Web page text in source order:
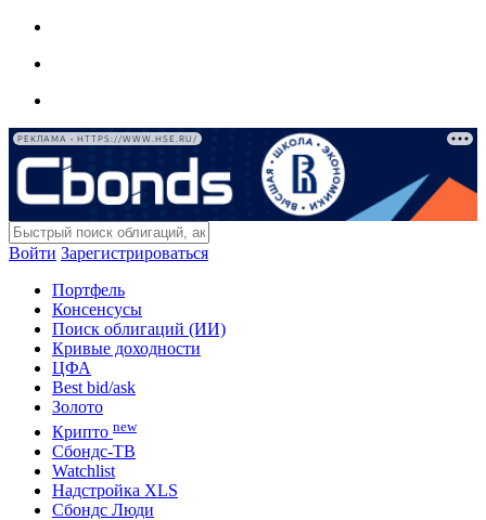
РЕКЛАМА • HTTPS://WWW.HSE.RU/
Войти Зарегистрироваться
Портфель
Консенсусы
Поиск облигаций (ИИ)
Кривые доходности
ЦФА
Best bid/ask
Золото
Крипто new
Сбондс-ТВ
Watchlist
Надстройка XLS
Сбондс Люди